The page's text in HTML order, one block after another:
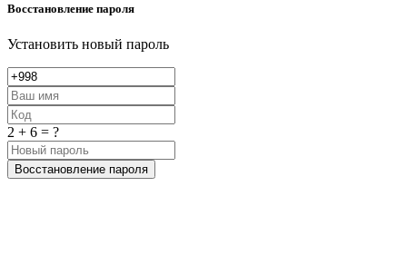
Восстановление пароля
Установить новый пароль
2 + 6 = ?
Восстановление пароля